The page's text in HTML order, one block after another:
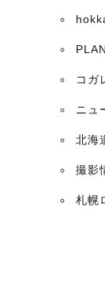
コガ
ニュ
北海
撮影
札幌